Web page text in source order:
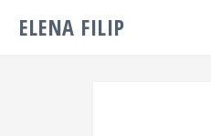
ELENA FILIP